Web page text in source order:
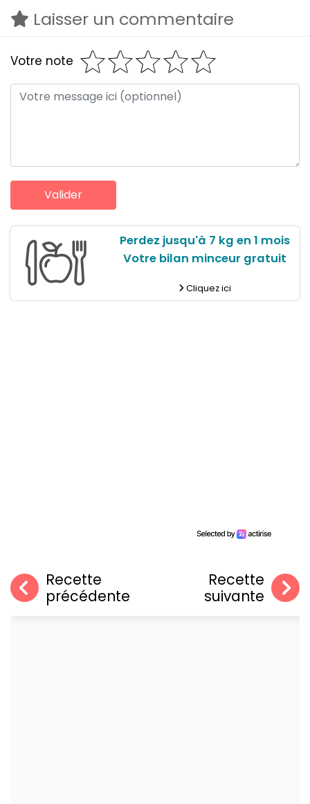
Laisser un commentaire
Votre note
Perdez jusqu'à 7 kg en 1 mois
Votre bilan minceur gratuit
Cliquez ici
Recette
précédente
Recette
suivante